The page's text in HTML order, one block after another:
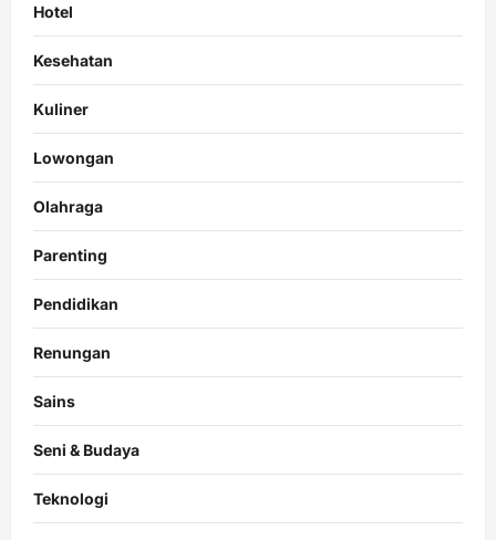
Hotel
Kesehatan
Kuliner
Lowongan
Olahraga
Parenting
Pendidikan
Renungan
Sains
Seni & Budaya
Teknologi